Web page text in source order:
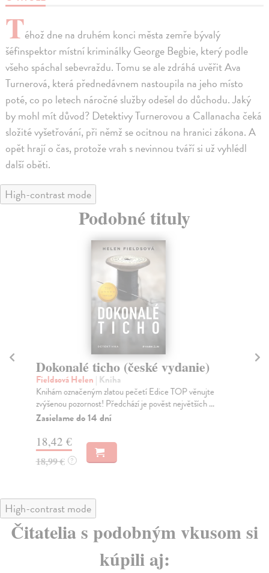
Téhož dne na druhém konci města zemře bývalý
šéfinspektor místní kriminálky George Begbie, který podle
všeho spáchal sebevraždu. Tomu se ale zdráhá uvěřit Ava
Turnerová, která přednedávnem nastoupila na jeho místo
poté, co po letech náročné služby odešel do důchodu. Jaký
by mohl mít důvod? Detektivy Turnerovou a Callanacha čeká
složité vyšetřování, při němž se ocitnou na hranici zákona. A
opět hrají o čas, protože vrah s nevinnou tváří si už vyhlédl
další oběti.
High-contrast mode
Podobné tituly
Dokonalé ticho (české vydanie)
Fieldsová Helen | Kniha
Knihám označeným zlatou pečetí Edice TOP věnujte
zvýšenou pozornost! Předchází je pověst největších ...
Zasielame do 14 dní
18,42 €
18,99 € ?
High-contrast mode
Čitatelia s podobným vkusom si
kúpili aj: